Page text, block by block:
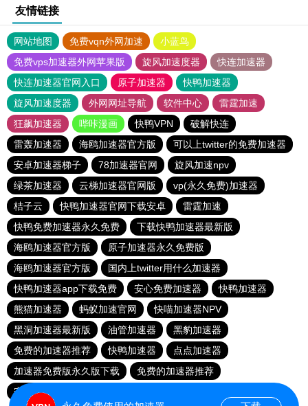
友情链接
网站地图 免费vqn外网加速
小蓝鸟
免费vps加速器外网苹果版
旋风加速度器
快连加速器
快连加速器官网入口
原子加速器
快鸭加速器
旋风加速度器
外网网址导航 软件中心
雷霆加速
狂飙加速器
哔咔漫画 快鸭VPN
破解快连
雷轰加速器
海鸥加速器官方版
可以上twitter的免费加速器
安卓加速器梯子
78加速器官网
旋风加速npv
绿茶加速器
云梯加速器官网版
vp(永久免费)加速器
桔子云
快鸭加速器官网下载安卓
雷霆加速
快鸭免费加速器永久免费
下载快鸭加速器最新版
海鸥加速器官方版
原子加速器永久免费版
海鸥加速器官方版
国内上twitter用什么加速器
快鸭加速器app下载免费
安心免费加速器
快鸭加速器
熊猫加速器
蚂蚁加速官网
快喵加速器NPV
黑洞加速器最新版
油管加速器
黑豹加速器
免费的加速器推荐
快鸭加速器
点点加速器
加速器免费版永久版下载
免费的加速器推荐
安心加速器下载官网